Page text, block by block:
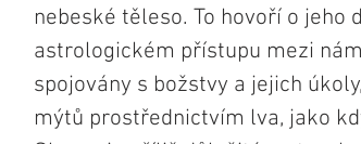
nebeské těleso. To hovoří o
astrologickém přístupu mezi
spojovány s božstvy a jejich
mýtů prostřednictvím lva, jako